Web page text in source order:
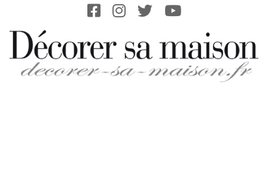
content